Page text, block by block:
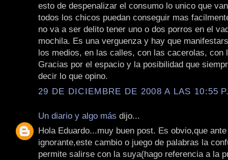
esto de despenalizar el consumo lo unico que
todos los chicos puedan conseguir mas
no va a ser delito tener uno o dos porros en el
mochila. Es una verguenza y hay que
los medios, en las calles, con las cacerolas, con
Gracias por el espacio y la posibilidad que
decir lo que opino.
29 DE DICIEMBRE DE 2008 A LAS 10:55
Un diario y algo más dijo...
Hola Eduardo...muy buen post. Es obvio,que
ignorante,este cambio o juego de palabras la
permite salirse con la suya(hago referencia a la